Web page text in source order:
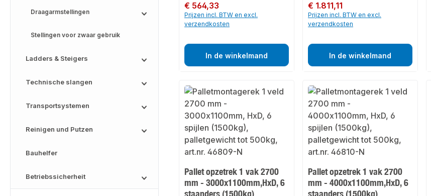
Draagarmstellingen
Stellingen voor zwaar gebruik
Ladders & Steigers
Technische slangen
Transportsystemen
Reinigen und Putzen
Bauhelfer
Betriebssicherheit
Normale prijs:
€ 564,33
Prijzen incl. BTW en excl.
verzendkosten
In de winkelmand
Normale prijs:
€ 1.811,11
Prijzen incl. BTW en excl.
verzendkosten
In de winkelmand
Pallet opzetrek 1 vak 2700
mm - 3000x1100mm,HxD, 6
staanders (1500kg)
Pallet opzetrek 1 vak 2700
mm - 4000x1100mm,HxD, 6
staanders (1500kg)